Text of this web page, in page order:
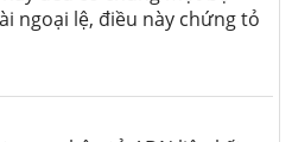
ngoại lệ, điều này chứng tỏ